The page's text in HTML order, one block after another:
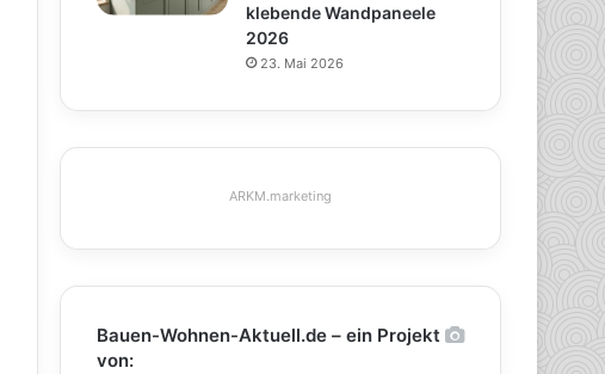
klebende Wandpaneele
2026
23. Mai 2026
ARKM.marketing
Bauen-Wohnen-Aktuell.de – ein Projekt
von: